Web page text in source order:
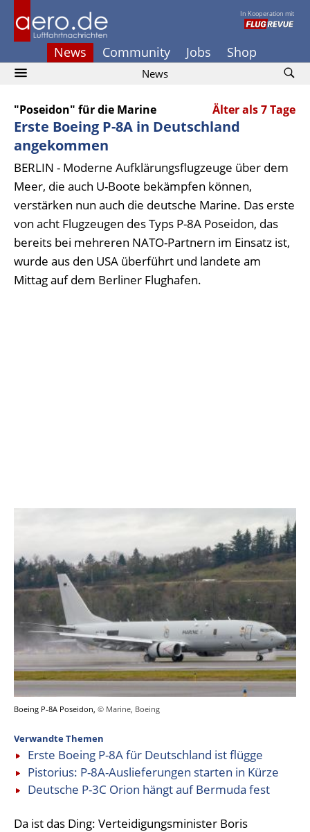
In Kooperation mit
News Community Jobs Shop
News
"Poseidon" für die Marine Älter als 7 Tage
Erste Boeing P-8A in Deutschland
angekommen
BERLIN - Moderne Aufklärungsflugzeuge über dem
Meer, die auch U-Boote bekämpfen können,
verstärken nun auch die deutsche Marine. Das erste
von acht Flugzeugen des Typs P-8A Poseidon, das
bereits bei mehreren NATO-Partnern im Einsatz ist,
wurde aus den USA überführt und landete am
Mittag auf dem Berliner Flughafen.
Boeing P-8A Poseidon, © Marine, Boeing
Verwandte Themen
Erste Boeing P-8A für Deutschland ist flügge
Pistorius: P-8A-Auslieferungen starten in Kürze
Deutsche P-3C Orion hängt auf Bermuda fest
Da ist das Ding: Verteidigungsminister Boris